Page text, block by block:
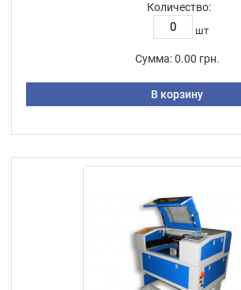
Количество:
шт
Сумма: 0.00 грн.
В корзину